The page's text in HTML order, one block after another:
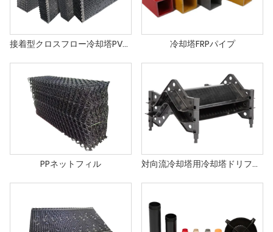
接着型クロスフロー冷却塔PVC充填材 冷却塔FRPパイプ
PPネットフィル 対向流冷却塔用冷却塔ドリフト除去装置